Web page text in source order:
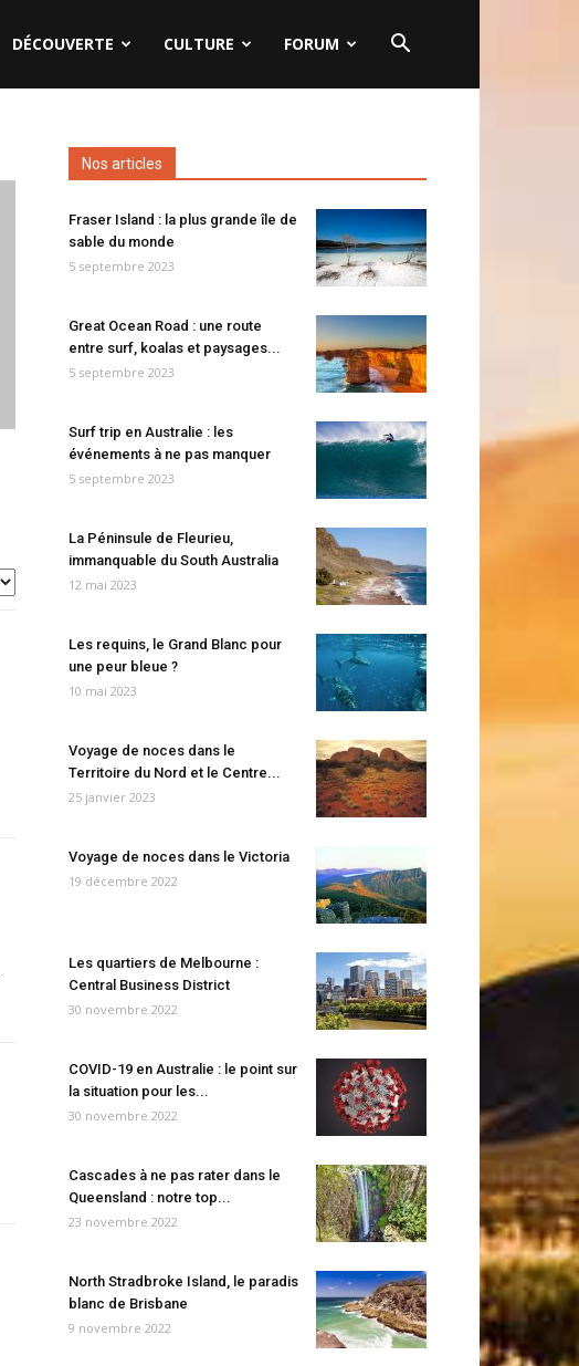
DÉCOUVERTE CULTURE FORUM
Nos articles
Fraser Island : la plus grande île de
sable du monde
5 septembre 2023
Great Ocean Road : une route
entre surf, koalas et paysages...
5 septembre 2023
Surf trip en Australie : les
événements à ne pas manquer
5 septembre 2023
La Péninsule de Fleurieu,
immanquable du South Australia
12 mai 2023
Les requins, le Grand Blanc pour
une peur bleue ?
10 mai 2023
Voyage de noces dans le
Territoire du Nord et le Centre...
25 janvier 2023
Voyage de noces dans le Victoria
19 décembre 2022
Les quartiers de Melbourne :
Central Business District
30 novembre 2022
COVID-19 en Australie : le point sur
la situation pour les...
30 novembre 2022
Cascades à ne pas rater dans le
Queensland : notre top...
23 novembre 2022
North Stradbroke Island, le paradis
blanc de Brisbane
9 novembre 2022